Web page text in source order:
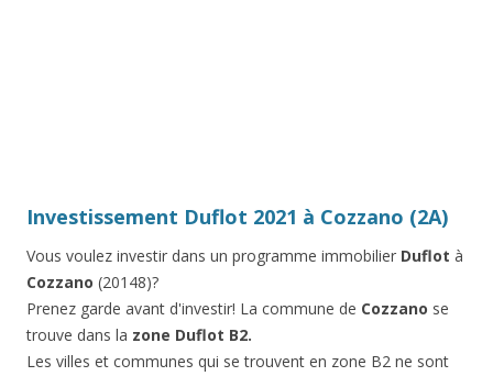
Investissement Duflot 2021 à Cozzano (2A)
Vous voulez investir dans un programme immobilier Duflot à
Cozzano (20148)?
Prenez garde avant d'investir! La commune de Cozzano se
trouve dans la zone Duflot B2.
Les villes et communes qui se trouvent en zone B2 ne sont